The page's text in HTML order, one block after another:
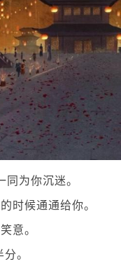
为你沉迷。
时候通通给你。
意。
。